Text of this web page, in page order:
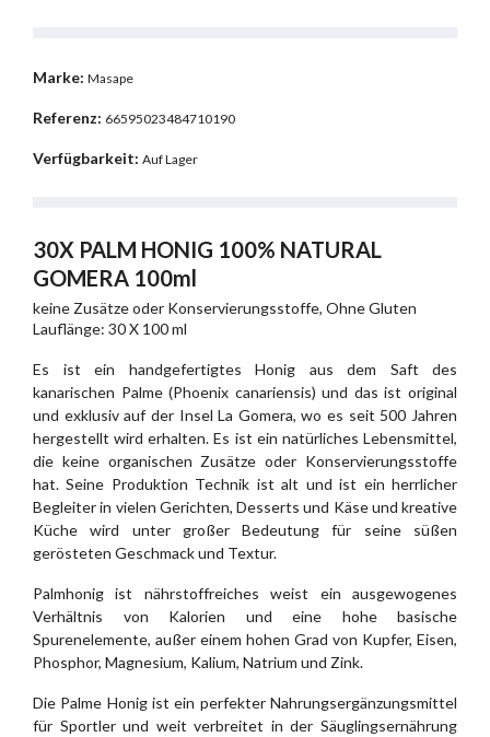
Marke: Masape
Referenz: 66595023484710190
Verfügbarkeit: Auf Lager
30X PALM HONIG 100% NATURAL
GOMERA 100ml
keine Zusätze oder Konservierungsstoffe, Ohne Gluten
Lauflänge: 30 X 100 ml
Es ist ein handgefertigtes Honig aus dem Saft des
kanarischen Palme (Phoenix canariensis) und das ist original
und exklusiv auf der Insel La Gomera, wo es seit 500 Jahren
hergestellt wird erhalten. Es ist ein natürliches Lebensmittel,
die keine organischen Zusätze oder Konservierungsstoffe
hat. Seine Produktion Technik ist alt und ist ein herrlicher
Begleiter in vielen Gerichten, Desserts und Käse und kreative
Küche wird unter großer Bedeutung für seine süßen
gerösteten Geschmack und Textur.
Palmhonig ist nährstoffreiches weist ein ausgewogenes
Verhältnis von Kalorien und eine hohe basische
Spurenelemente, außer einem hohen Grad von Kupfer, Eisen,
Phosphor, Magnesium, Kalium, Natrium und Zink.
Die Palme Honig ist ein perfekter Nahrungsergänzungsmittel
für Sportler und weit verbreitet in der Säuglingsernährung